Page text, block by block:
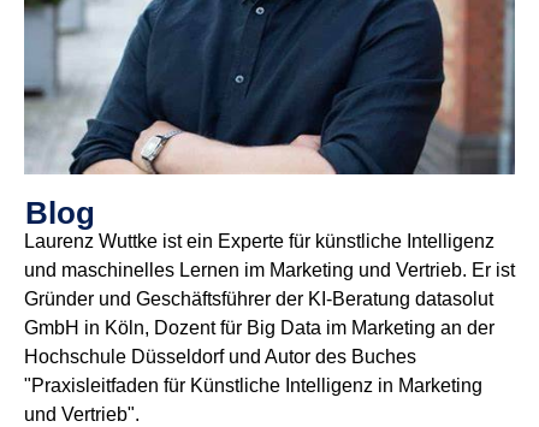
Blog
Laurenz Wuttke ist ein Experte für künstliche Intelligenz
und maschinelles Lernen im Marketing und Vertrieb. Er ist
Gründer und Geschäftsführer der KI-Beratung datasolut
GmbH in Köln, Dozent für Big Data im Marketing an der
Hochschule Düsseldorf und Autor des Buches
"Praxisleitfaden für Künstliche Intelligenz in Marketing
und Vertrieb".